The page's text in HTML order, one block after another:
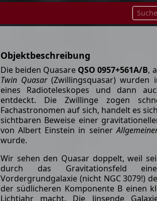
Objektbeschreibung
Die beiden Quasare QSO 0957+561A/B,
Twin Quasar(Zwillingsquasar) wurden
eines Radioteleskopes und dann
entdeckt. Die Zwillinge zogen
Fachastronomen auf sich, handelt es
sichtbaren Beweise einer
von Albert Einstein in seiner
wurde.
Wir sehen den Quasar doppelt, weil
durch das Gravitationsfeld
Vordergrundgalaxie (nicht NGC 3079!)
der südlicheren Komponente B einen
Lichtjahr macht. Die linsende